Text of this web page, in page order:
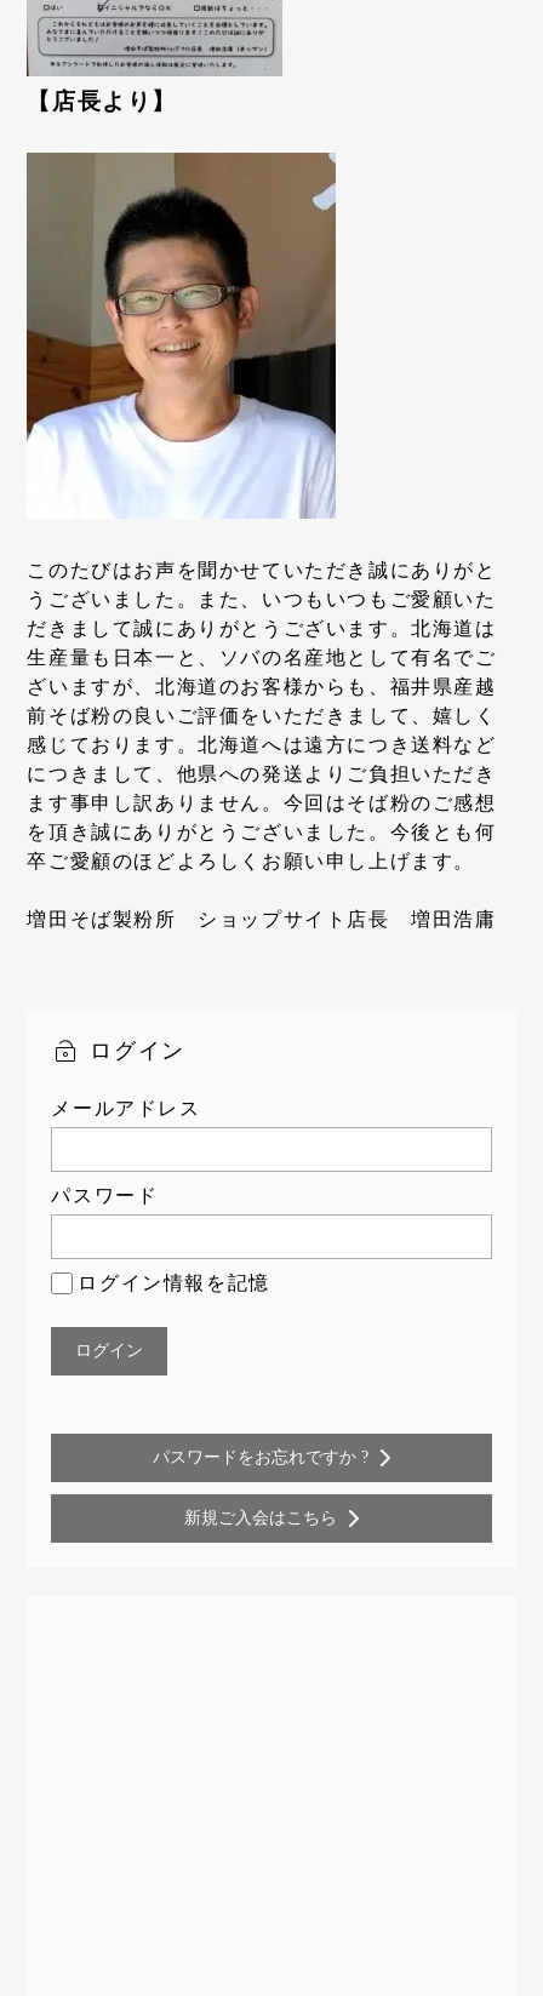
【店長より】
このたびはお声を聞かせていただき誠にありがと
うございました。また、いつもいつもご愛顧いた
だきまして誠にありがとうございます。北海道は
生産量も日本一と、ソバの名産地として有名でご
ざいますが、北海道のお客様からも、福井県産越
前そば粉の良いご評価をいただきまして、嬉しく
感じております。北海道へは遠方につき送料など
につきまして、他県への発送よりご負担いただき
ます事申し訳ありません。今回はそば粉のご感想
を頂き誠にありがとうございました。今後とも何
卒ご愛顧のほどよろしくお願い申し上げます。
増田そば製粉所 ショップサイト店長 増田浩庸
ログイン
メールアドレス
パスワード
ログイン情報を記憶
パスワードをお忘れですか ?
新規ご入会はこちら